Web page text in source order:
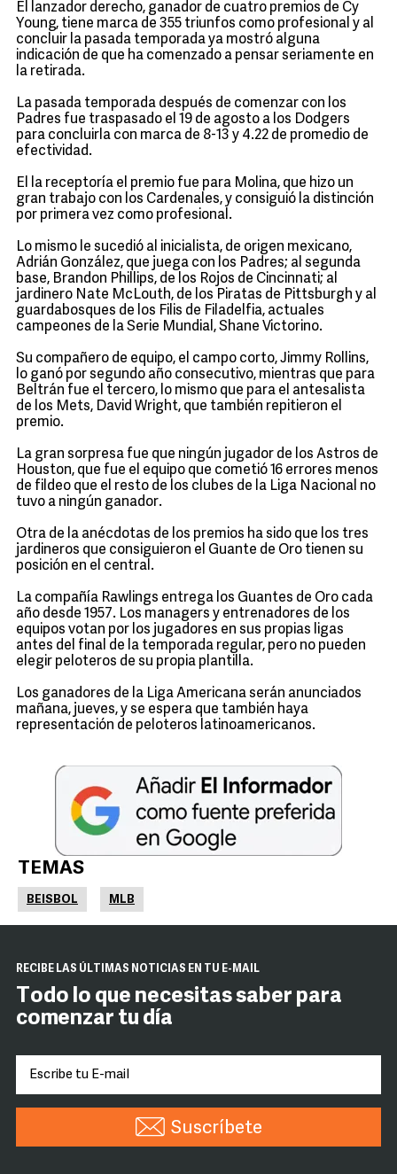
El lanzador derecho, ganador de cuatro premios de Cy
Young, tiene marca de 355 triunfos como profesional y al
concluir la pasada temporada ya mostró alguna
indicación de que ha comenzado a pensar seriamente en
la retirada.
La pasada temporada después de comenzar con los
Padres fue traspasado el 19 de agosto a los Dodgers
para concluirla con marca de 8-13 y 4.22 de promedio de
efectividad.
El la receptoría el premio fue para Molina, que hizo un
gran trabajo con los Cardenales, y consiguió la distinción
por primera vez como profesional.
Lo mismo le sucedió al inicialista, de origen mexicano,
Adrián González, que juega con los Padres; al segunda
base, Brandon Phillips, de los Rojos de Cincinnati; al
jardinero Nate McLouth, de los Piratas de Pittsburgh y al
guardabosques de los Filis de Filadelfia, actuales
campeones de la Serie Mundial, Shane Victorino.
Su compañero de equipo, el campo corto, Jimmy Rollins,
lo ganó por segundo año consecutivo, mientras que para
Beltrán fue el tercero, lo mismo que para el antesalista
de los Mets, David Wright, que también repitieron el
premio.
La gran sorpresa fue que ningún jugador de los Astros de
Houston, que fue el equipo que cometió 16 errores menos
de fildeo que el resto de los clubes de la Liga Nacional no
tuvo a ningún ganador.
Otra de la anécdotas de los premios ha sido que los tres
jardineros que consiguieron el Guante de Oro tienen su
posición en el central.
La compañía Rawlings entrega los Guantes de Oro cada
año desde 1957. Los managers y entrenadores de los
equipos votan por los jugadores en sus propias ligas
antes del final de la temporada regular, pero no pueden
elegir peloteros de su propia plantilla.
Los ganadores de la Liga Americana serán anunciados
mañana, jueves, y se espera que también haya
representación de peloteros latinoamericanos.
TEMAS
BEISBOL MLB
RECIBE LAS ÚLTIMAS NOTICIAS EN TU E-MAIL
Todo lo que necesitas saber para
comenzar tu día
Suscríbete